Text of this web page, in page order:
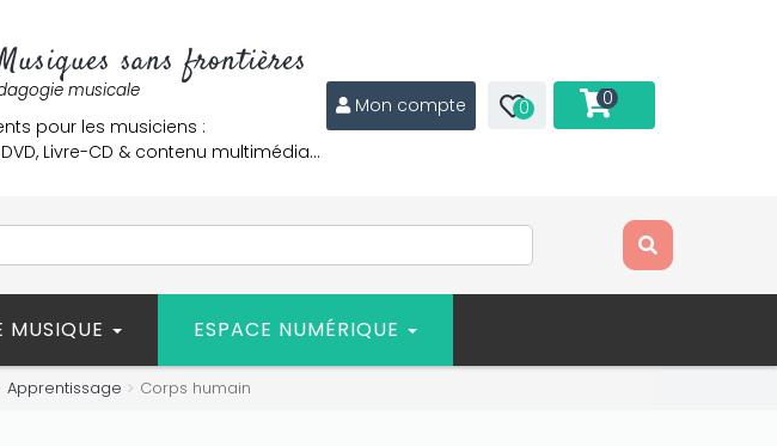
sans frontières
musicale
pour les musiciens :
Livre-CD & contenu multimédia…
Mon compte 0 0
MUSIQUE ESPACE NUMÉRIQUE
Apprentissage Corps humain